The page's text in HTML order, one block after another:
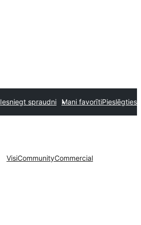
Iesniegt spraudni Mani favorītiPieslēgties
VisiCommunityCommercial